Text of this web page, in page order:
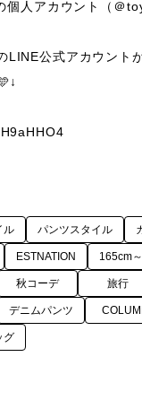
人アカウント（＠
公式アカウント
ル パンツスタイル
ESTNATION 165cm
秋コーデ 旅行
デニムパンツ
グ